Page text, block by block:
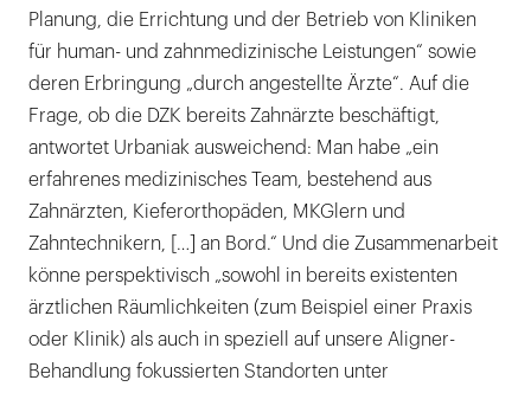
Planung, die Errichtung und der Betrieb von Kliniken
für human- und zahnmedizinische Leistungen“ sowie
deren Erbringung „durch angestellte Ärzte“. Auf die
Frage, ob die DZK bereits Zahnärzte beschäftigt,
antwortet Urbaniak ausweichend: Man habe „ein
erfahrenes medizinisches Team, bestehend aus
Zahnärzten, Kieferorthopäden, MKGlern und
Zahntechnikern, […] an Bord.“ Und die Zusammenarbeit
könne perspektivisch „sowohl in bereits existenten
ärztlichen Räumlichkeiten (zum Beispiel einer Praxis
oder Klinik) als auch in speziell auf unsere Aligner-
Behandlung fokussierten Standorten unter